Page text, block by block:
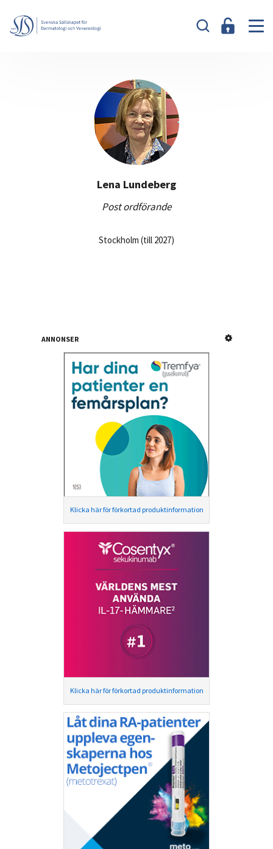
Lena Lundeberg
Post ordförande
Stockholm (till 2027)
ANNONSER
Klicka här för förkortad produktinformation
Klicka här för förkortad produktinformation